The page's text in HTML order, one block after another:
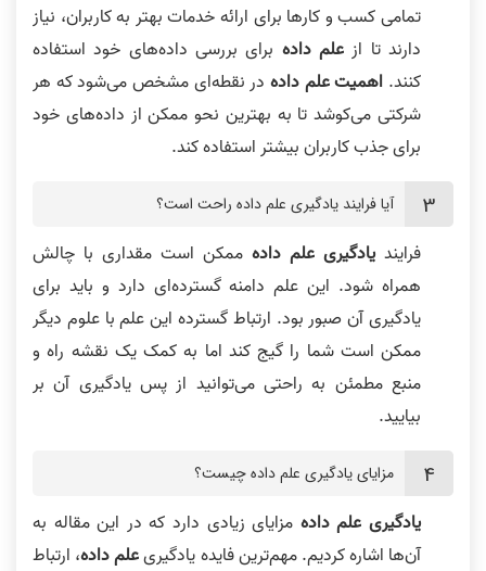
تمامی کسب و کار‌ها برای ارائه خدمات بهتر به کاربران، نیاز
دارند تا از علم داده برای بررسی داده‌های خود استفاده
کنند. اهمیت علم داده در نقطه‌ای مشخص می‌شود که هر
شرکتی می‌کوشد تا به بهترین نحو ممکن از داده‌های خود
برای جذب کاربران بیشتر استفاده کند.
آیا فرایند یادگیری علم داده راحت است؟
فرایند یادگیری علم داده ممکن است مقداری با چالش
همراه شود. این علم دامنه گسترد‌ه‌ای دارد و باید برای
یادگیری آن صبور بود. ارتباط گسترده این علم با علوم دیگر
ممکن است شما را گیج کند اما به کمک یک نقشه راه و
منبع مطمئن به راحتی می‌توانید از پس یادگیری آن بر
بیایید.
مزایای یادگیری علم داده چیست؟
یادگیری علم داده مزایای زیادی دارد که در این مقاله به
آن‌ها اشاره کردیم. مهم‌ترین فایده یادگیریعلم داده، ارتباط